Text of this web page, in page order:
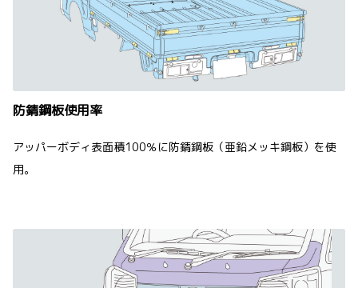
防錆鋼板使用率
アッパーボディ表面積100％に防錆鋼板（亜鉛メッキ鋼板）を使
用。